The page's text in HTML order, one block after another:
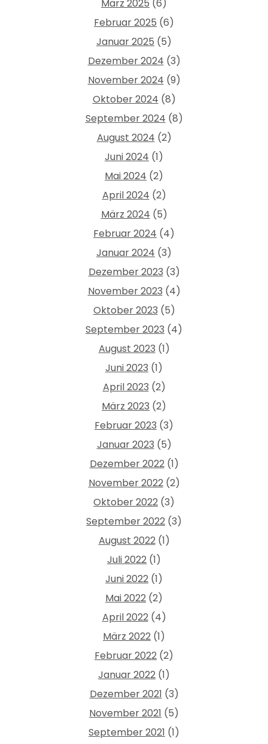
März 2025 (6)
Februar 2025 (6)
Januar 2025 (5)
Dezember 2024 (3)
November 2024 (9)
Oktober 2024 (8)
September 2024 (8)
August 2024 (2)
Juni 2024 (1)
Mai 2024 (2)
April 2024 (2)
März 2024 (5)
Februar 2024 (4)
Januar 2024 (3)
Dezember 2023 (3)
November 2023 (4)
Oktober 2023 (5)
September 2023 (4)
August 2023 (1)
Juni 2023 (1)
April 2023 (2)
März 2023 (2)
Februar 2023 (3)
Januar 2023 (5)
Dezember 2022(1)
November 2022(2)
Oktober 2022 (3)
September 2022 (3)
August 2022(1)
Juli 2022 (1)
Juni 2022 (1)
Mai 2022 (2)
April 2022(4)
März 2022 (1)
Februar 2022 (2)
Januar 2022 (1)
Dezember 2021 (3)
November 2021 (5)
September 2021 (1)